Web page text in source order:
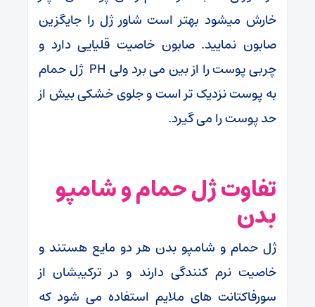
خارش میشود بهتر است شاور ژل را جایگزین
صابون نمایید. صابون خاصیت قلیایی دارد و
چربی پوست را از بین می برد ولی PH ژل حمام
به پوست نزدیک تر است و جلوی خشکی بیش از
حد پوست را می گیرد.
تفاوت ژل حمام و شامپو
بدن
ژل حمام و شامپو بدن هر دو مایع هستند و
خاصیت نرم کنندگی دارند و در ترکیبشان از
سورفاکتانت های ملایم استفاده می شود که